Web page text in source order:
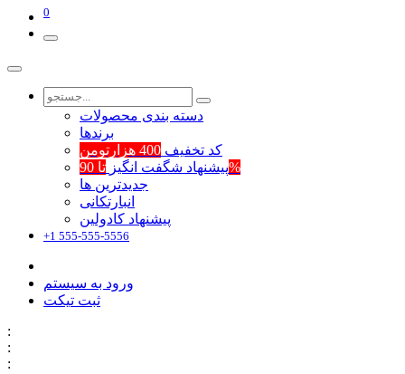
0
دسته بندی محصولات
برند‌ها
کد تخفیف 400 هزارتومن
پیشنهاد شگفت انگیزتا 90%
جدیدترین ها
انبارتکانی
پیشنهاد کادولین
+1 555-555-5556
ورود به سیستم
ثبت تیکت
:
:
: